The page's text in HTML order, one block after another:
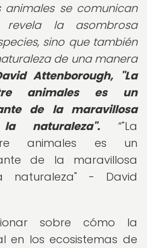
se comunican
la asombrosa
sino que también
de una manera
Attenborough, "La
animales es un
de la maravillosa
naturaleza".
"La
animales es un
de la maravillosa
naturaleza" - David
sobre cómo la
en los ecosistemas de